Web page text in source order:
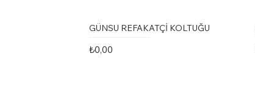
GÜNSU REFAKATÇİ KOLTUĞU
Fiyat
₺0,00